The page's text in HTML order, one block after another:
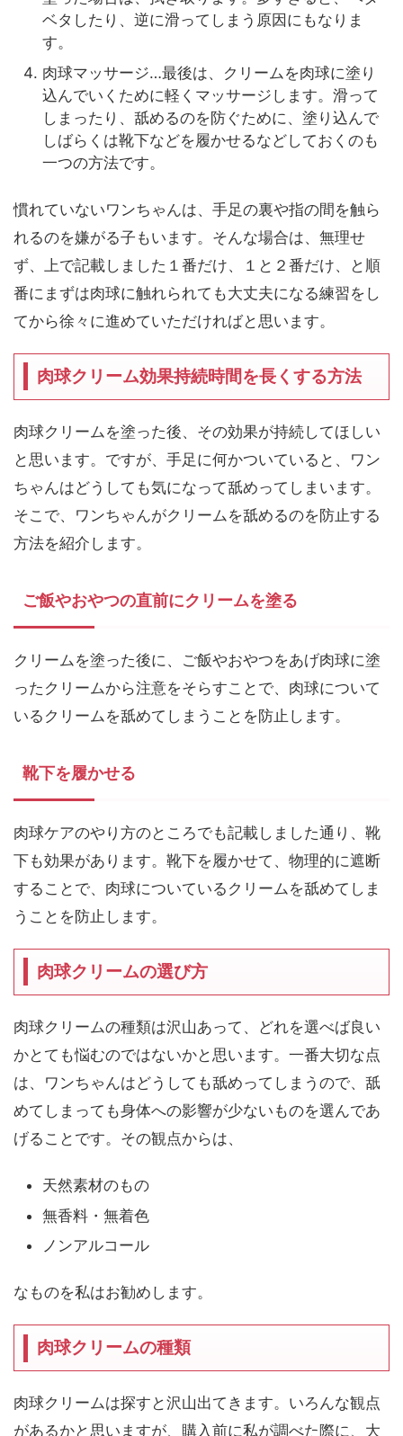
ベタしたり、逆に滑ってしまう原因にもなりま
す。
肉球マッサージ…最後は、クリームを肉球に塗り
込んでいくために軽くマッサージします。滑って
しまったり、舐めるのを防ぐために、塗り込んで
しばらくは靴下などを履かせるなどしておくのも
一つの方法です。
慣れていないワンちゃんは、手足の裏や指の間を触ら
れるのを嫌がる子もいます。そんな場合は、無理せ
ず、上で記載しました１番だけ、１と２番だけ、と順
番にまずは肉球に触れられても大丈夫になる練習をし
てから徐々に進めていただければと思います。
肉球クリーム効果持続時間を長くする方法
肉球クリームを塗った後、その効果が持続してほしい
と思います。ですが、手足に何かついていると、ワン
ちゃんはどうしても気になって舐めってしまいます。
そこで、ワンちゃんがクリームを舐めるのを防止する
方法を紹介します。
ご飯やおやつの直前にクリームを塗る
クリームを塗った後に、ご飯やおやつをあげ肉球に塗
ったクリームから注意をそらすことで、肉球について
いるクリームを舐めてしまうことを防止します。
靴下を履かせる
肉球ケアのやり方のところでも記載しました通り、靴
下も効果があります。靴下を履かせて、物理的に遮断
することで、肉球についているクリームを舐めてしま
うことを防止します。
肉球クリームの選び方
肉球クリームの種類は沢山あって、どれを選べば良い
かとても悩むのではないかと思います。一番大切な点
は、ワンちゃんはどうしても舐めってしまうので、舐
めてしまっても身体への影響が少ないものを選んであ
げることです。その観点からは、
天然素材のもの
無香料・無着色
ノンアルコール
なものを私はお勧めします。
肉球クリームの種類
肉球クリームは探すと沢山出てきます。いろんな観点
があるかと思いますが、購入前に私が調べた際に、大